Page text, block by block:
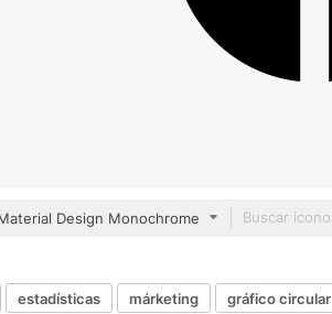
Design Monochrome
estadísticas márketing gráfico circular